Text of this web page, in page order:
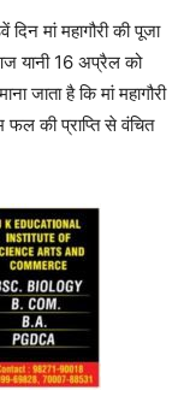
मां महागौरी की पूजा
यानी 16 अप्रैल को
जाता है कि मां महागौरी
की प्राप्ति से वंचित